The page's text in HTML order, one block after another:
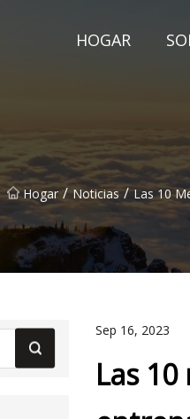
HOGAR
Hogar / Noticias / Las 10
Sep 16, 2023
Las